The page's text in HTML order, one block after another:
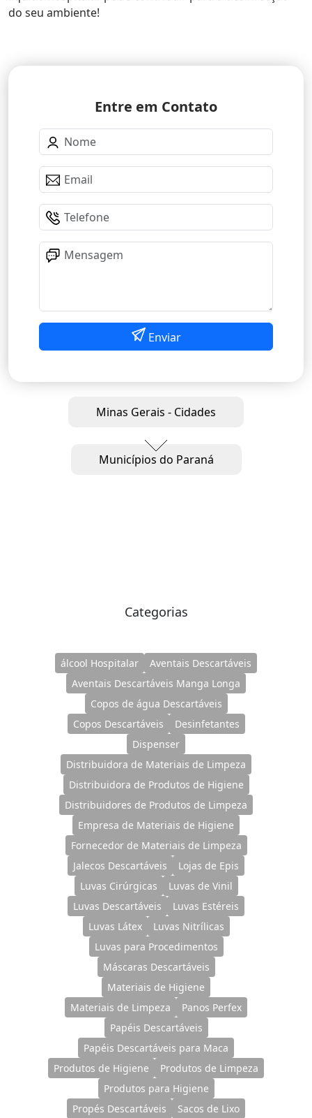
do seu ambiente!
Entre em Contato
Enviar
Minas Gerais - Cidades
Municípios do Paraná
Categorias
álcool Hospitalar
Aventais Descartáveis
Aventais Descartáveis Manga Longa
Copos de água Descartáveis
Copos Descartáveis
Desinfetantes
Dispenser
Distribuidora de Materiais de Limpeza
Distribuidora de Produtos de Higiene
Distribuidores de Produtos de Limpeza
Empresa de Materiais de Higiene
Fornecedor de Materiais de Limpeza
Jalecos Descartáveis
Lojas de Epis
Luvas Cirúrgicas
Luvas de Vinil
Luvas Descartáveis
Luvas Estéreis
Luvas Látex
Luvas Nitrílicas
Luvas para Procedimentos
Máscaras Descartáveis
Materiais de Higiene
Materiais de Limpeza
Panos Perfex
Papéis Descartáveis
Papéis Descartáveis para Maca
Produtos de Higiene
Produtos de Limpeza
Produtos para Higiene
Propés Descartáveis
Sacos de Lixo